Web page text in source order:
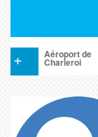
+ Aéroport de
Charleroi